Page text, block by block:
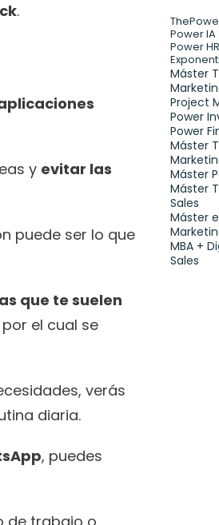
.
y evitar las
puede ser lo que
que te suelen
el cual se
verás
diaria.
, puedes
Power IA
Power HR
Máster
Project
Power
Power
Máster
Máster
Máster
Sales
Máster
MBA +
Sales